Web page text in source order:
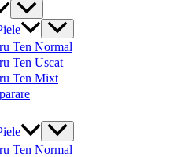
Menu
Toggle
Menu
Toggle
Ten Normal
Ten Uscat
Ten Mixt
Menu
Toggle
Ten Normal